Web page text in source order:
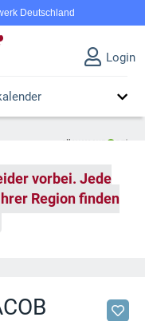
Deutschland
Login
vorbei. Jede
Region finden